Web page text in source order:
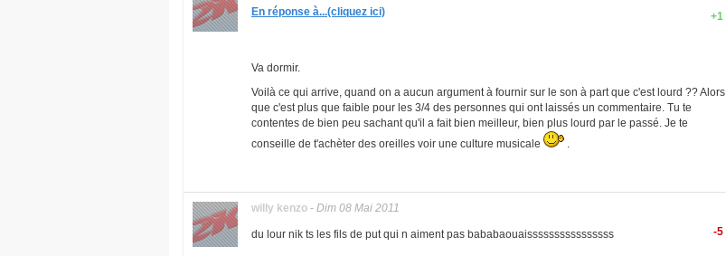
+1
En réponse à...(cliquez ici)
Va dormir.
Voilà ce qui arrive, quand on a aucun argument à fournir sur le son à part que c'est lourd ?? Alors
que c'est plus que faible pour les 3/4 des personnes qui ont laissés un commentaire. Tu te
contentes de bien peu sachant qu'il a fait bien meilleur, bien plus lourd par le passé. Je te
conseille de t'achèter des oreilles voir une culture musicale
willy kenzo - Dim 08 Mai 2011
-5
du lour nik ts les fils de put qui n aiment pas bababaouaissssssssssssssss